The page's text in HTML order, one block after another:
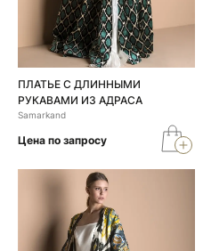
ПЛАТЬЕ С ДЛИННЫМИ
РУКАВАМИ ИЗ АДРАСА
Samarkand
Цена по запросу